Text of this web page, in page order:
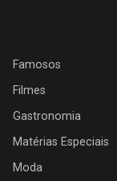
Famosos
Filmes
Gastronomia
Matérias Especiais
Moda